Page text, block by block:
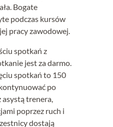
Bogate
podczas kursów
pracy zawodowej.
spotkań z
jest za darmo.
spotkań to 150
po
asystą trenera,
poprzez ruch i
dostają